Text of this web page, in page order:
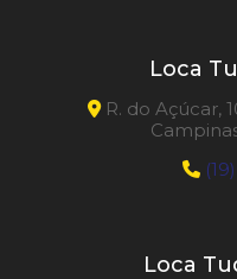
Loca
R. do Açúcar,
Loca